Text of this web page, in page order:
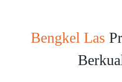
Bengkel Las